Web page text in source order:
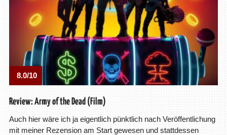
8.0/10
Review: Army of the Dead (Film)
Auch hier wäre ich ja eigentlich pünktlich nach Veröffentlichung
mit meiner Rezension am Start gewesen und stattdessen